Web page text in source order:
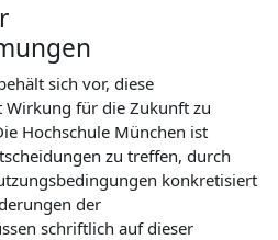
sich vor, diese
für die Zukunft zu
Hochschule München ist
zu treffen, durch
konkretisiert
der
schriftlich auf dieser